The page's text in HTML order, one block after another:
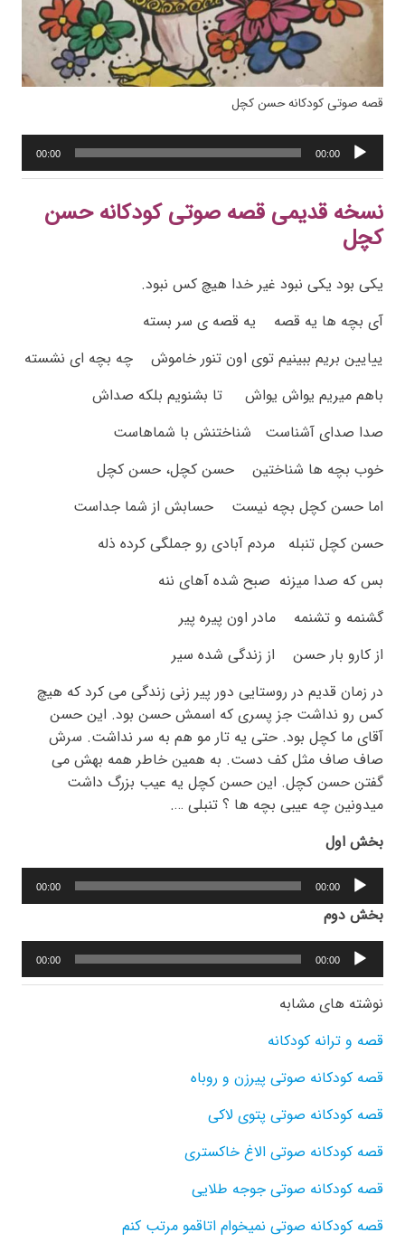
قصه صوتی کودکانه حسن کچل
پخش‌کننده
صوت
00:00
00:00
نسخه قدیمی قصه صوتیکودکانه حسن
کچل
یکی بود یکی نبود غیر خدا هیچ کس نبود.
آی بچه ها یه قصه یه قصه ی سر بسته
ییایین بریم ببینیم توی اون تنور خاموش چه بچه ای نشسته
باهم میریم یواش یواش تا بشنویم بلکه صداش
صدا صدای آشناست شناختنش با شماهاست
خوب بچه ها شناختین حسن کچل، حسن کچل
اما حسن کچل بچه نیست حسابش از شما جداست
حسن کچل تنبله مردم آبادی رو جملگی کرده ذله
بس که صدا میزنه صبح شده آهای ننه
گشنمه و تشنمه مادر اون پیره پیر
از کارو بار حسن از زندگی شده سیر
در زمان قدیم در روستایی دور پیر زنی زندگی می کرد که هیچ
کس رو نداشت جز پسری که اسمش حسن بود. این حسن
آقای ما کچل بود. حتی یه تار مو هم به سر نداشت. سرش
صاف صاف مثل کف دست. به همین خاطر همه بهش می
گفتن حسن کچل. این حسن کچل یه عیب بزرگ داشت
میدونین چه عیبی بچه ها ؟ تنبلی ….
بخش اول
پخش‌کننده
صوت
00:00
00:00
بخش دوم
پخش‌کننده
صوت
00:00
00:00
نوشته های مشابه
قصه و ترانه کودکانه
قصه کودکانه صوتی پیرزن و روباه
قصه کودکانه صوتی پتوی لاکی
قصه کودکانه صوتی الاغ خاکستری
قصه کودکانه صوتی جوجه طلایی
قصه کودکانه صوتی نمیخوام اتاقمو مرتب کنم